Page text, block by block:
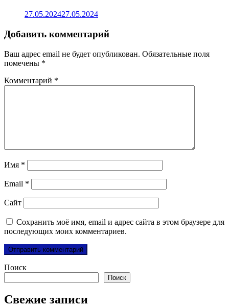
27.05.202427.05.2024
Добавить комментарий
Ваш адрес email не будет опубликован. Обязательные поля
помечены *
Комментарий *
Имя *
Email *
Сайт
Сохранить моё имя, email и адрес сайта в этом браузере для
последующих моих комментариев.
Поиск
Поиск
Свежие записи